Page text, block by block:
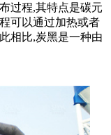
过程,其特点是碳元
可以通过加热或者
相比,炭黑是一种由